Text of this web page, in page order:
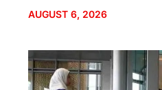
AUGUST 6, 2026